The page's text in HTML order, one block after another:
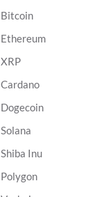
Bitcoin
Ethereum
XRP
Cardano
Dogecoin
Solana
Shiba Inu
Polygon